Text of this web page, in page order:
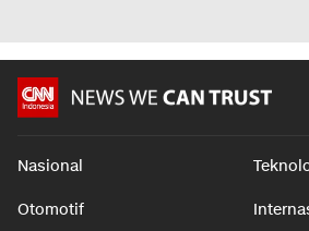
Nasional
Otomotif